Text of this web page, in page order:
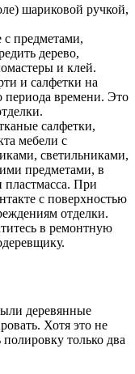
шариковой ручкой,
с предметами,
дерево,
и клей.
и салфетки на
периода времени. Это
салфетки,
мебели с
светильниками,
предметами, в
пластмасса. При
с поверхностью
отделки.
в ремонтную
деревянные
Хотя это не
только два